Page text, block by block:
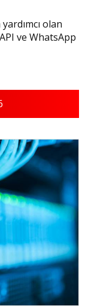
olan
ve WhatsApp